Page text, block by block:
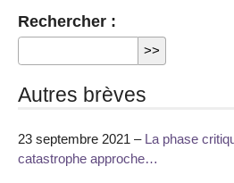
Rechercher :
Autres brèves
23 septembre 2021 – La phase
catastrophe approche…